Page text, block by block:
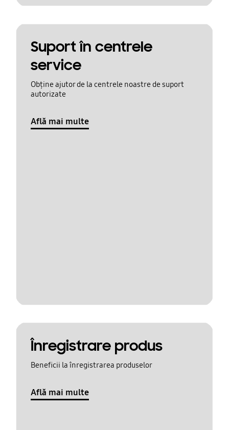
Suport în centrele
service
Obține ajutor de la centrele noastre de suport
autorizate
Află mai multe
Înregistrare produs
Beneficii la înregistrarea produselor
Află mai multe